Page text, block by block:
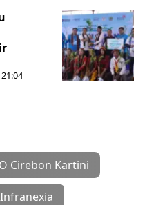
Cirebon Kartini
Infranexia